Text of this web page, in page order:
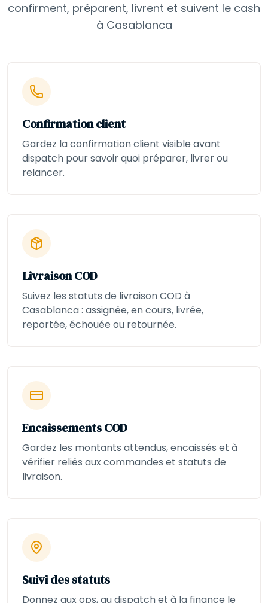
confirment, préparent, livrent et suivent le cash
à Casablanca
Confirmation client
Gardez la confirmation client visible avant
dispatch pour savoir quoi préparer, livrer ou
relancer.
Livraison COD
Suivez les statuts de livraison COD à
Casablanca : assignée, en cours, livrée,
reportée, échouée ou retournée.
Encaissements COD
Gardez les montants attendus, encaissés et à
vérifier reliés aux commandes et statuts de
livraison.
Suivi des statuts
Donnez aux ops, au dispatch et à la finance le